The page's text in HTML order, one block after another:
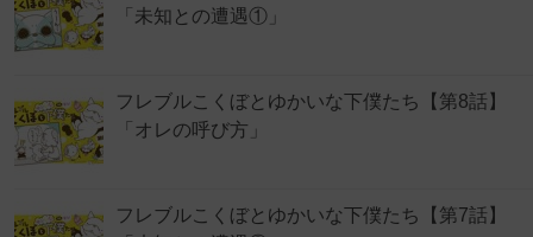
「未知との遭遇①」
フレブルこくぼとゆかいな下僕たち【第8話】
「オレの呼び方」
フレブルこくぼとゆかいな下僕たち【第7話】